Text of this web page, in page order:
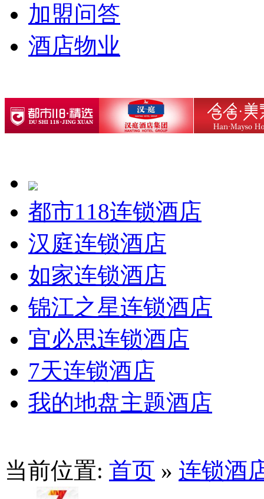
加盟问答
酒店物业
都市118连锁酒店
汉庭连锁酒店
如家连锁酒店
锦江之星连锁酒店
宜必思连锁酒店
7天连锁酒店
我的地盘主题酒店
当前位置: 首页 » 连锁酒